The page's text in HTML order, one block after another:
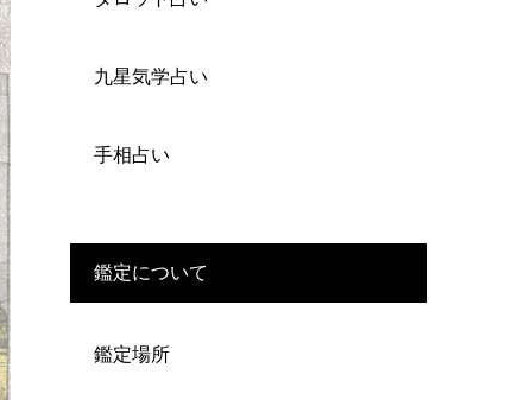
九星気学占い
手相占い
鑑定について
鑑定場所